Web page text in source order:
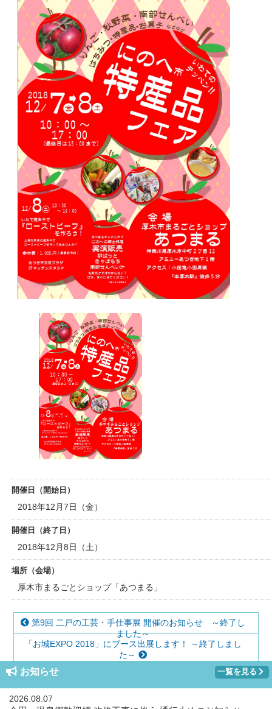
開催日（開始日）
2018年12月7日（金）
開催日（終了日）
2018年12月8日（土）
場所（会場）
厚木市まるごとショップ「あつまる」
第9回 二戸の工芸・手仕事展 開催のお知らせ ～終了し
ました～
「お城EXPO 2018」にブース出展します！ ～終了しまし
た～
お知らせ 一覧を見る
2026.08.07